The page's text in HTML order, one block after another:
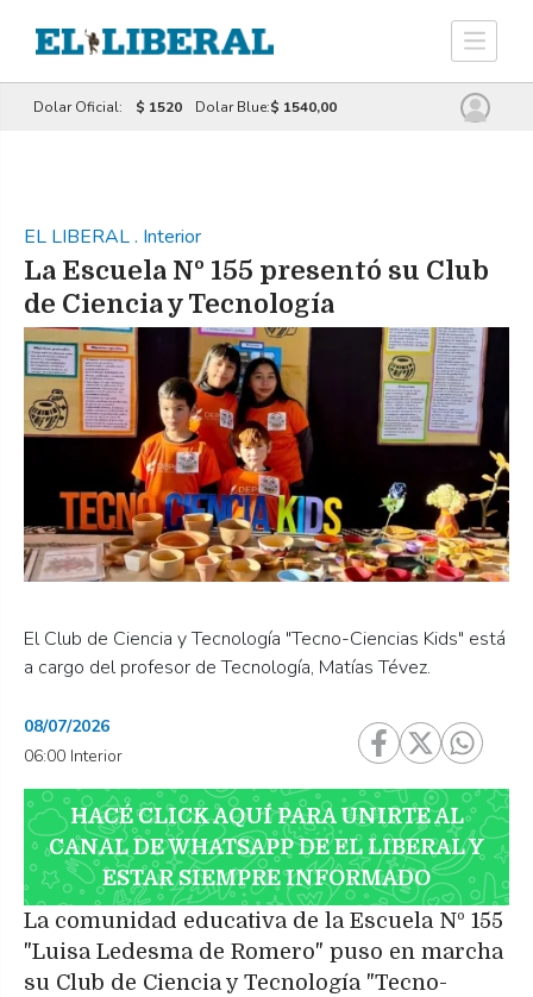
Dolar Oficial: $ 1520 Dolar Blue:$ 1540,00
EL LIBERAL. Interior
La Escuela Nº 155 presentó su Club
de Ciencia y Tecnología
El Club de Ciencia y Tecnología "Tecno-Ciencias Kids" está
a cargo del profesor de Tecnología, Matías Tévez.
08/07/2026
06:00 Interior
HACÉ CLICK AQUÍ PARA UNIRTE AL
CANAL DE WHATSAPP DE EL LIBERAL Y
ESTAR SIEMPRE INFORMADO
La comunidad educativa de la Escuela Nº 155
"Luisa Ledesma de Romero" puso en marcha
su Club de Ciencia y Tecnología "Tecno-